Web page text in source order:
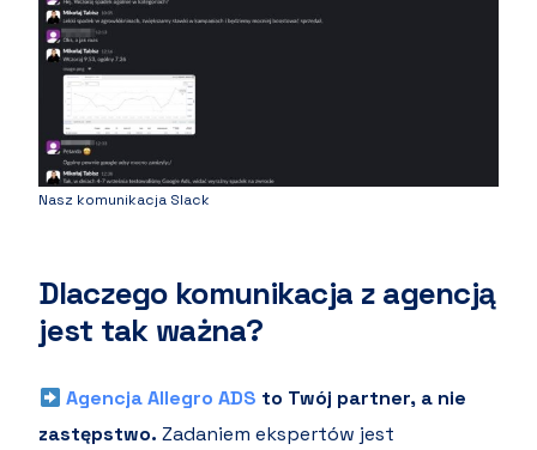
Nasz komunikacja Slack
Dlaczego komunikacja z agencją
jest tak ważna?
Agencja Allegro ADS to Twój partner, a nie
zastępstwo. Zadaniem ekspertów jest